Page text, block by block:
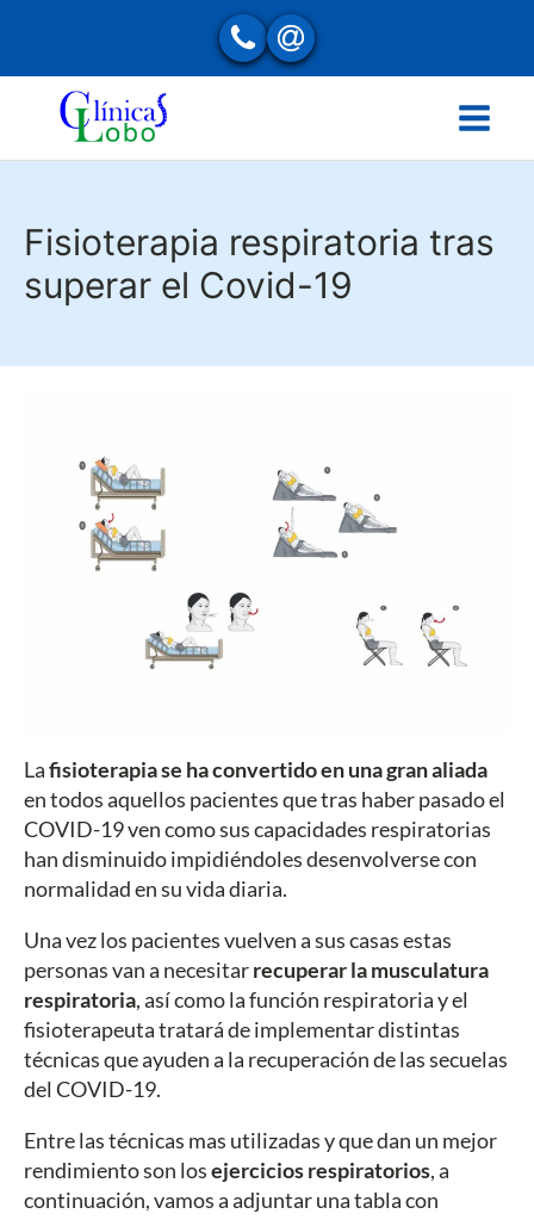
Fisioterapia respiratoria tras
superar el Covid-19
Lafisioterapia se ha convertido en una gran aliada
en todos aquellos pacientes que tras haber pasado el
COVID-19 ven como sus capacidades respiratorias
han disminuido impidiéndoles desenvolverse con
normalidad en su vida diaria.
Una vez los pacientes vuelven a sus casas estas
personas van a necesitarrecuperar la musculatura
respiratoria, así como la función respiratoria y el
fisioterapeuta tratará de implementar distintas
técnicas que ayuden a la recuperación de las secuelas
del COVID-19.
Entre las técnicas mas utilizadas y que dan un mejor
rendimiento son losejercicios respiratorios, a
continuación, vamos a adjuntar una tabla con